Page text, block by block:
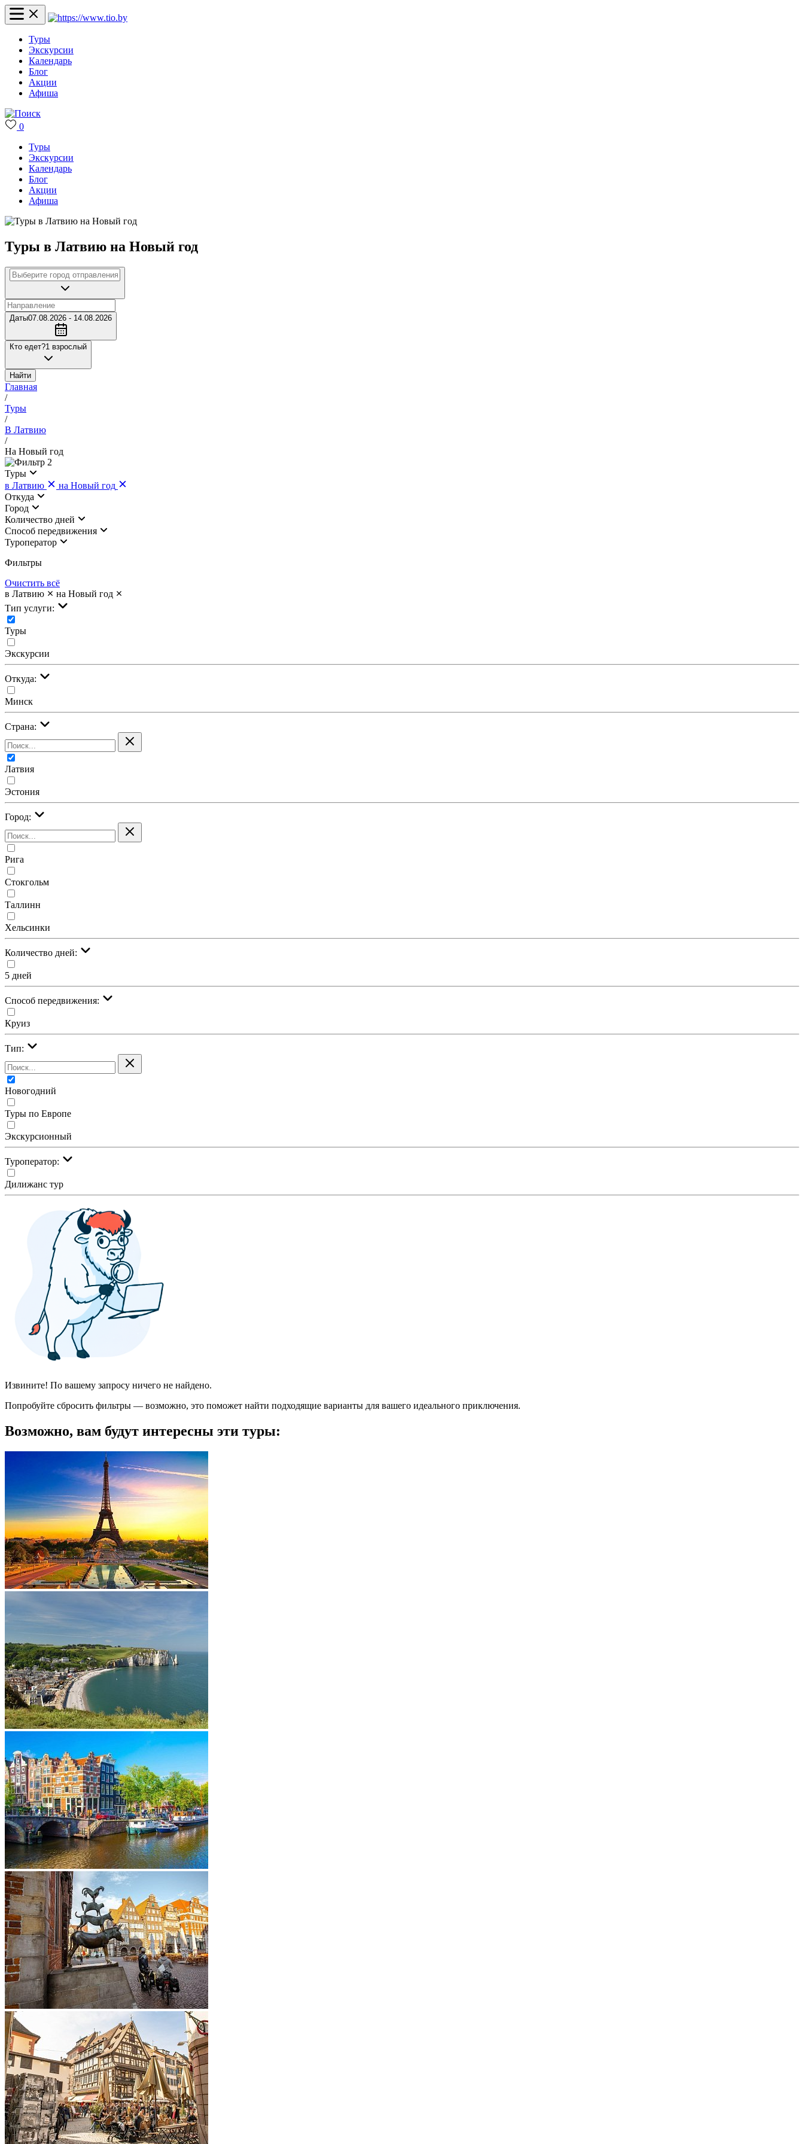
Туры
Экскурсии
Календарь
Блог
Акции
Афиша
0
Туры
Экскурсии
Календарь
Блог
Акции
Афиша
Туры в Латвию на Новый год
Даты07.08.2026 - 14.08.2026
Кто едет?1 взрослый
Найти
Главная
/
Туры
/
В Латвию
/
На Новый год
2
Туры
в Латвию
на Новый год
Откуда
Город
Количество дней
Cпособ передвижения
Туроператор
Фильтры
Очистить всё
в Латвию
на Новый год
Тип услуги:
Туры
Экскурсии
Откуда:
Минск
Страна:
Латвия
Эстония
Город:
Рига
Стокгольм
Таллинн
Хельсинки
Количество дней:
5 дней
Cпособ передвижения:
Круиз
Тип:
Новогодний
Туры по Европе
Экскурсионный
Туроператор:
Дилижанс тур
Извините! По вашему запросу ничего не найдено.
Попробуйте сбросить фильтры — возможно, это поможет найти подходящие варианты для вашего идеального приключения.
Возможно, вам будут интересны эти туры: